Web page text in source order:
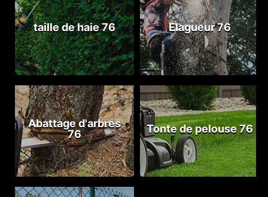
taille de haie 76 Elagueur 76
Abattage d'arbres
76
Tonte de pelouse 76